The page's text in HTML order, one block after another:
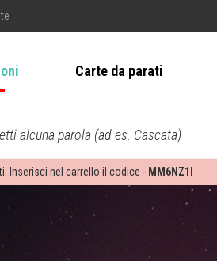
Carte da parati
alcuna parola (ad es. Cascata)
Inserisci nel carrello il codice - MM6NZ1I